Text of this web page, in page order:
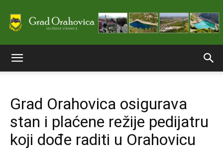
stranice
Grada
Grad Orahovica osigurava
stan i plaćene režije pedijatru
koji dođe raditi u Orahovicu